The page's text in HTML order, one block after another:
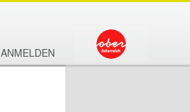
ANMELDEN